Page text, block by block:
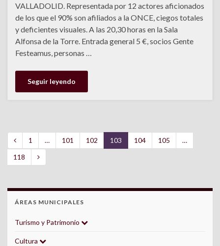
VALLADOLID. Representada por 12 actores aficionados
de los que el 90% son afiliados a la ONCE, ciegos totales
y deficientes visuales. A las 20,30 horas en la Sala
Alfonsa de la Torre. Entrada general 5 €, socios Gente
Festeamus, personas …
Seguir leyendo
1 … 101 102 103 104 105
…
118
ÁREAS MUNICIPALES
Turismo y Patrimonio
Cultura